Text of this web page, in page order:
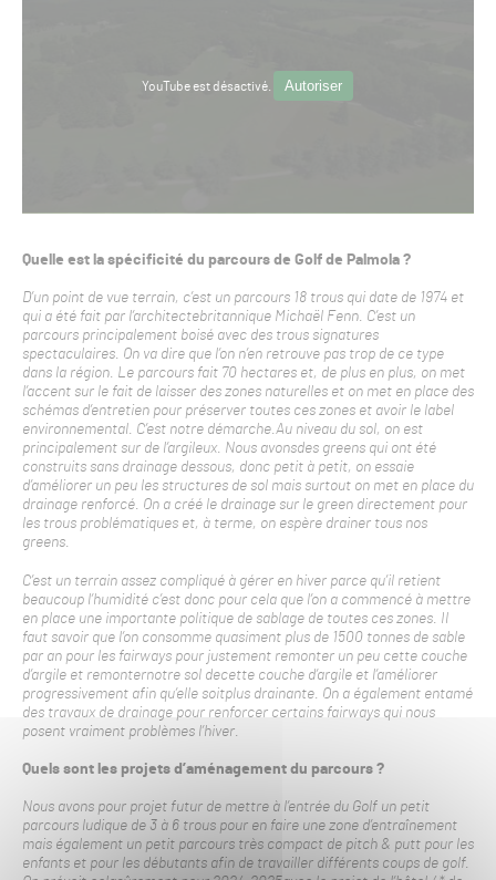
YouTube est désactivé. Autoriser
Quelle est la spécificité du parcours de Golf de Palmola ?
D’un point de vue terrain, c’est un parcours 18 trous qui date de 1974 et
qui a été fait par l’architectebritannique Michaël Fenn. C’est un
parcours principalement boisé avec des trous signatures
spectaculaires. On va dire que l’on n’en retrouve pas trop de ce type
dans la région. Le parcours fait 70 hectares et, de plus en plus, on met
l’accent sur le fait de laisser des zones naturelles et on met en place des
schémas d’entretien pour préserver toutes ces zones et avoir le label
environnemental. C’est notre démarche.Au niveau du sol, on est
principalement sur de l’argileux. Nous avonsdes greens qui ont été
construits sans drainage dessous, donc petit à petit, on essaie
d’améliorer un peu les structures de sol mais surtout on met en place du
drainage renforcé. On a créé le drainage sur le green directement pour
les trous problématiques et, à terme, on espère drainer tous nos
greens.
C’est un terrain assez compliqué à gérer en hiver parce qu’il retient
beaucoup l’humidité c’est donc pour cela que l’on a commencé à mettre
en place une importante politique de sablage de toutes ces zones. Il
faut savoir que l’on consomme quasiment plus de 1500 tonnes de sable
par an pour les fairways pour justement remonter un peu cette couche
d’argile et remonternotre sol decette couche d’argile et l’améliorer
progressivement afin qu’elle soitplus drainante. On a également entamé
des travaux de drainage pour renforcer certains fairways qui nous
posent vraiment problèmes l’hiver.
Quels sont les projets d’aménagement du parcours ?
Nous avons pour projet futur de mettre à l’entrée du Golf un petit
parcours ludique de 3 à 6 trous pour en faire une zone d’entraînement
mais également un petit parcours très compact de pitch & putt pour les
enfants et pour les débutants afin de travailler différents coups de golf.